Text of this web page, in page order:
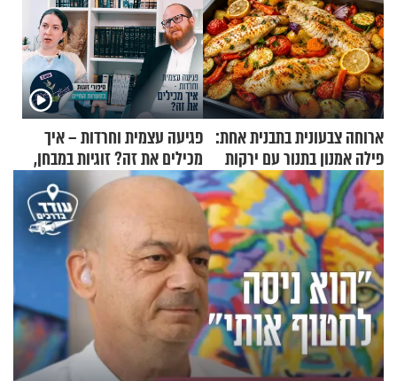
ארוחה צבעונית בתבנית אחת:
פילה אמנון בתנור עם ירקות
פגיעה עצמית וחרדות – איך
מכילים את זה? זוגיות במבחן,
הפעם עם יהודית ואלתר כהן